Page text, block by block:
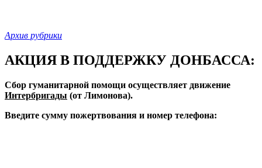
Архив рубрики
АКЦИЯ В ПОДДЕРЖКУ ДОНБАССА:
Сбор гуманитарной помощи осуществляет движение
Интербригады (от Лимонова).
Введите сумму пожертвования и номер телефона: